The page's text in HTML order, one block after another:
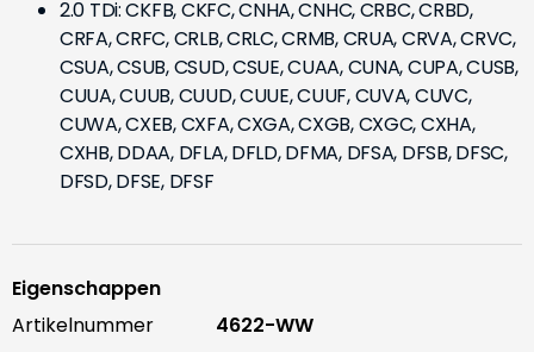
2.0 TDi: CKFB, CKFC, CNHA, CNHC, CRBC, CRBD,
CRFA, CRFC, CRLB, CRLC, CRMB, CRUA, CRVA, CRVC,
CSUA, CSUB, CSUD, CSUE, CUAA, CUNA, CUPA, CUSB,
CUUA, CUUB, CUUD, CUUE, CUUF, CUVA, CUVC,
CUWA, CXEB, CXFA, CXGA, CXGB, CXGC, CXHA,
CXHB, DDAA, DFLA, DFLD, DFMA, DFSA, DFSB, DFSC,
DFSD, DFSE, DFSF
Eigenschappen
Artikelnummer
4622-WW